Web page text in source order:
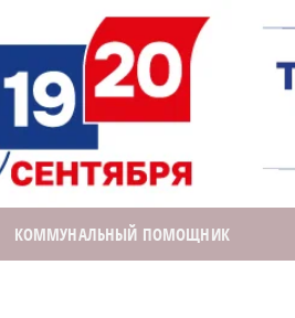
КОММУНАЛЬНЫЙ ПОМОЩНИК